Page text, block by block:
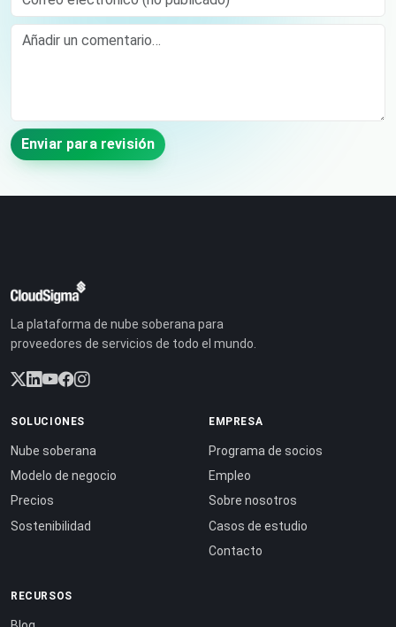
Comment
Enviar para revisión
La plataforma de nube soberana para
proveedores de servicios de todo el mundo.
SOLUCIONES
Nube soberana
Modelo de negocio
Precios
Sostenibilidad
EMPRESA
Programa de socios
Empleo
Sobre nosotros
Casos de estudio
Contacto
RECURSOS